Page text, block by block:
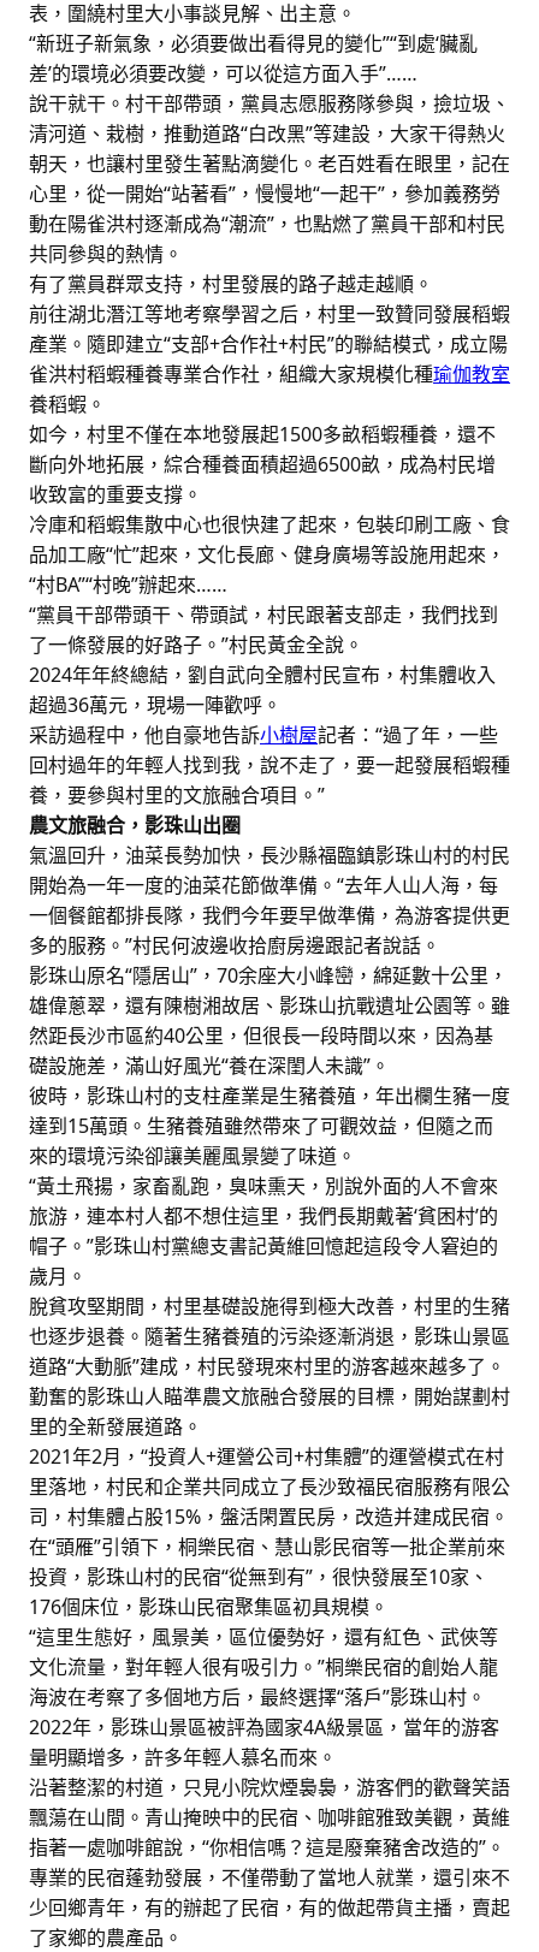
表，圍繞村里大小事談見解、出主意。
“新班子新氣象，必須要做出看得見的變化”“到處‘臟亂
差’的環境必須要改變，可以從這方面入手”……
說干就干。村干部帶頭，黨員志愿服務隊參與，撿垃圾、
清河道、栽樹，推動道路“白改黑”等建設，大家干得熱火
朝天，也讓村里發生著點滴變化。老百姓看在眼里，記在
心里，從一開始“站著看”，慢慢地“一起干”，參加義務勞
動在陽雀洪村逐漸成為“潮流”，也點燃了黨員干部和村民
共同參與的熱情。
有了黨員群眾支持，村里發展的路子越走越順。
前往湖北潛江等地考察學習之后，村里一致贊同發展稻蝦
產業。隨即建立“支部+合作社+村民”的聯結模式，成立陽
雀洪村稻蝦種養專業合作社，組織大家規模化種瑜伽教室
養稻蝦。
如今，村里不僅在本地發展起1500多畝稻蝦種養，還不
斷向外地拓展，綜合種養面積超過6500畝，成為村民增
收致富的重要支撐。
冷庫和稻蝦集散中心也很快建了起來，包裝印刷工廠、食
品加工廠“忙”起來，文化長廊、健身廣場等設施用起來，
“村BA”“村晚”辦起來……
“黨員干部帶頭干、帶頭試，村民跟著支部走，我們找到
了一條發展的好路子。”村民黃金全說。
2024年年終總結，劉自武向全體村民宣布，村集體收入
超過36萬元，現場一陣歡呼。
采訪過程中，他自豪地告訴小樹屋記者：“過了年，一些
回村過年的年輕人找到我，說不走了，要一起發展稻蝦種
養，要參與村里的文旅融合項目。”
農文旅融合，影珠山出圈
氣溫回升，油菜長勢加快，長沙縣福臨鎮影珠山村的村民
開始為一年一度的油菜花節做準備。“去年人山人海，每
一個餐館都排長隊，我們今年要早做準備，為游客提供更
多的服務。”村民何波邊收拾廚房邊跟記者說話。
影珠山原名“隱居山”，70余座大小峰巒，綿延數十公里，
雄偉蔥翠，還有陳樹湘故居、影珠山抗戰遺址公園等。雖
然距長沙市區約40公里，但很長一段時間以來，因為基
礎設施差，滿山好風光“養在深閨人未識”。
彼時，影珠山村的支柱產業是生豬養殖，年出欄生豬一度
達到15萬頭。生豬養殖雖然帶來了可觀效益，但隨之而
來的環境污染卻讓美麗風景變了味道。
“黃土飛揚，家畜亂跑，臭味熏天，別說外面的人不會來
旅游，連本村人都不想住這里，我們長期戴著‘貧困村’的
帽子。”影珠山村黨總支書記黃維回憶起這段令人窘迫的
歲月。
脫貧攻堅期間，村里基礎設施得到極大改善，村里的生豬
也逐步退養。隨著生豬養殖的污染逐漸消退，影珠山景區
道路“大動脈”建成，村民發現來村里的游客越來越多了。
勤奮的影珠山人瞄準農文旅融合發展的目標，開始謀劃村
里的全新發展道路。
2021年2月，“投資人+運營公司+村集體”的運營模式在村
里落地，村民和企業共同成立了長沙致福民宿服務有限公
司，村集體占股15%，盤活閑置民房，改造并建成民宿。
在“頭雁”引領下，桐樂民宿、慧山影民宿等一批企業前來
投資，影珠山村的民宿“從無到有”，很快發展至10家、
176個床位，影珠山民宿聚集區初具規模。
“這里生態好，風景美，區位優勢好，還有紅色、武俠等
文化流量，對年輕人很有吸引力。”桐樂民宿的創始人龍
海波在考察了多個地方后，最終選擇“落戶”影珠山村。
2022年，影珠山景區被評為國家4A級景區，當年的游客
量明顯增多，許多年輕人慕名而來。
沿著整潔的村道，只見小院炊煙裊裊，游客們的歡聲笑語
飄蕩在山間。青山掩映中的民宿、咖啡館雅致美觀，黃維
指著一處咖啡館說，“你相信嗎？這是廢棄豬舍改造的”。
專業的民宿蓬勃發展，不僅帶動了當地人就業，還引來不
少回鄉青年，有的辦起了民宿，有的做起帶貨主播，賣起
了家鄉的農產品。